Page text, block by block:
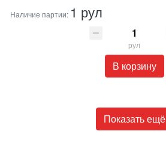
Наличие партии: 1 рул
рул
В корзину
Показать ещё